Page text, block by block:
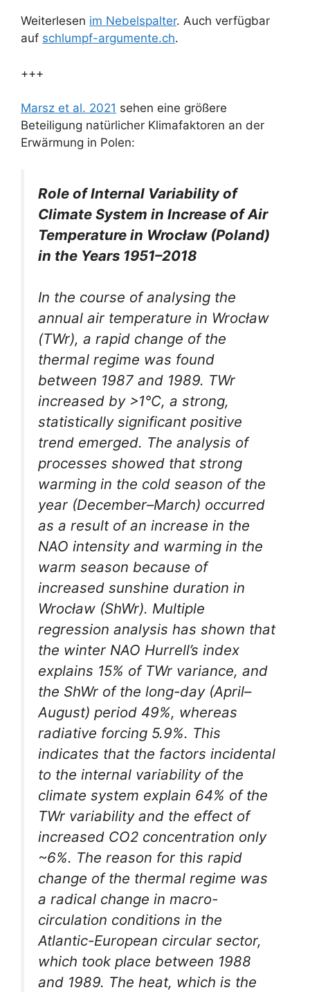
Weiterlesen im Nebelspalter. Auch verfügbar
auf schlumpf-argumente.ch.
+++
Marsz et al. 2021 sehen eine größere
Beteiligung natürlicher Klimafaktoren an der
Erwärmung in Polen:
Role of Internal Variability of
Climate System in Increase of Air
Temperature in Wrocław (Poland)
in the Years 1951–2018
In the course of analysing the
annual air temperature in Wrocław
(TWr), a rapid change of the
thermal regime was found
between 1987 and 1989. TWr
increased by >1°C, a strong,
statistically significant positive
trend emerged. The analysis of
processes showed that strong
warming in the cold season of the
year (December–March) occurred
as a result of an increase in the
NAO intensity and warming in the
warm season because of
increased sunshine duration in
Wrocław (ShWr). Multiple
regression analysis has shown that
the winter NAO Hurrell’s index
explains 15% of TWr variance, and
the ShWr of the long-day (April–
August) period 49%, whereas
radiative forcing 5.9%. This
indicates that the factors incidental
to the internal variability of the
climate system explain 64% of the
TWr variability and the effect of
increased CO2 concentration only
~6%. The reason for this rapid
change of the thermal regime was
a radical change in macro-
circulation conditions in the
Atlantic-European circular sector,
which took place between 1988
and 1989. The heat, which is the